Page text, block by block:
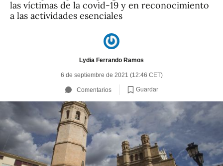
las víctimas de la covid-19 y en reconocimiento
a las actividades esenciales
Lydia Ferrando Ramos
6 de septiembre de 2021 (12:46 CET)
Comentarios Guardar